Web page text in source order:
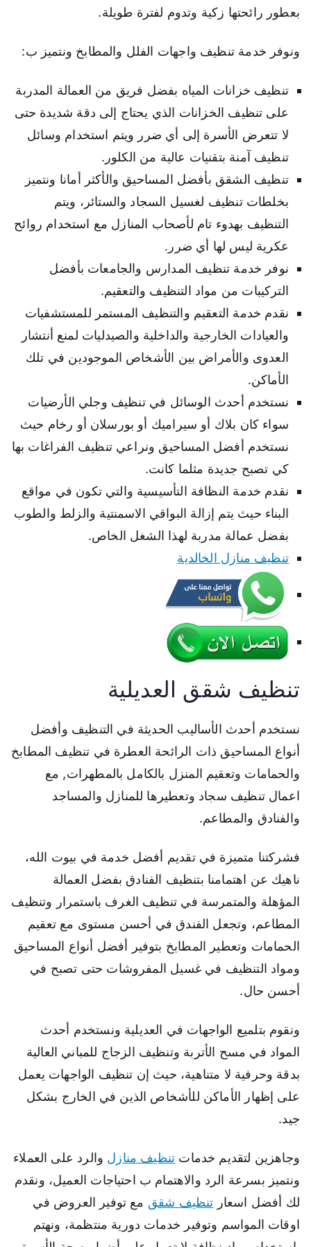
بعطور رائحتها زكية وتدوم لفترة طويلة.
ونوفر خدمة تنظيف واجهات الفلل والمطابخ ونتميز ب:
تنظيف خزانات المياه بفضل فريق من العمالة المدربة
على تنظيف الخزانات الذي يحتاج إلى دقة شديدة حتى
لا تتعرض الأسرة إلى أي ضرر ويتم استخدام وسائل
تنظيف آمنة بتقنيات عالية من الكلور.
تنظيف الشقق بأفضل المساحيق والأكثر أمانا ونتميز
بخلطات تنظيف لغسيل السجاد والستائر، ويتم
التنظيف بهدوء تام لأصحاب المنازل مع استخدام روائح
عكرية ليس لها أي ضرر.
نوفر خدمة تنظيف المدارس والجامعات بأفضل
التركيبات من مواد التنظيف والتعقيم.
نقدم خدمة التعقيم والتنظيف المستمر للمستشفيات
والعيادات الخارجية والداخلية والصيدليات لمنع أنتشار
العدوى والأمراض بين الأشخاص الموجودين في تلك
الأماكن.
نستخدم أحدث الوسائل في تنظيف وجلي الأرضيات
سواء كان بلاك أو سيراميك أو بورسلان أو رخام حيث
نستخدم أفضل المساحيق ونراعي تنظيف الفراغات بها
كي تصبح جديدة مثلما كانت.
نقدم خدمة النظافة التأسيسية والتي تكون في مواقع
البناء حيث يتم إزالة البواقي الاسمنتية والزلط والطوب
بفضل عمالة مدربة لهذا الشغل الخاص.
تنظيف منازل الخالدية
تنظيف شقق العديلية
نستخدم أحدث الأساليب الحديثة في التنظيف وأفضل
أنواع المساحيق ذات الرائحة العطرة في تنظيف المطابخ
والحمامات وتعقيم المنزل بالكامل بالمطهرات, مع
اعمال تنظيف سجاد وتعطيرها للمنازل والمساجد
والفنادق والمطاعم.
فشركتنا متميزة في تقديم أفضل خدمة في بيوت الله،
ناهيك عن اهتمامنا بتنظيف الفنادق بفضل العمالة
المؤهلة والمتمرسة في تنظيف الغرف باستمرار وتنظيف
المطاعم، وتجعل الفندق في أحسن مستوى مع تعقيم
الحمامات وتعطير المطابخ بتوفير أفضل أنواع المساحيق
ومواد التنظيف في غسيل المفروشات حتى تصبح في
أحسن حال.
ونقوم بتلميع الواجهات في العديلية ونستخدم أحدث
المواد في مسح الأتربة وتنظيف الزجاج للمباني العالية
بدقة وحرفية لا متناهية، حيث إن تنظيف الواجهات يعمل
على إظهار الأماكن للأشخاص الذين في الخارج بشكل
جيد.
وجاهزين لتقديم خدمات تنظيف منازل والرد على العملاء
ونتميز بسرعة الرد والاهتمام ب احتياجات العميل، ونقدم
لك أفضل اسعار تنظيف شقق مع توفير العروض في
اوقات المواسم وتوفير خدمات دورية منتظمة، ونهتم